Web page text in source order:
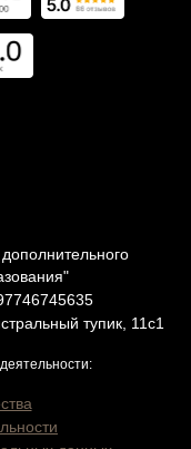
тупик, 11с1